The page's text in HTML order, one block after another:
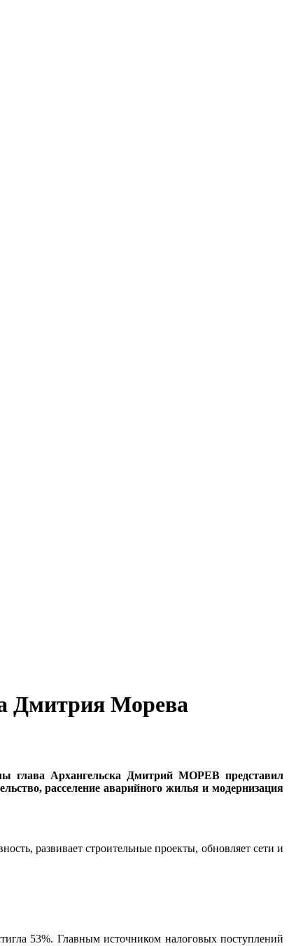
Дмитрия Морева
глава Архангельска Дмитрий МОРЕВ представил
расселение аварийного жилья и модернизация
развивает строительные проекты, обновляет сети и
53%. Главным источником налоговых поступлений